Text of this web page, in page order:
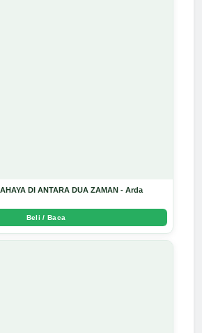
DI ANTARA DUA ZAMAN - Arda
Beli / Baca